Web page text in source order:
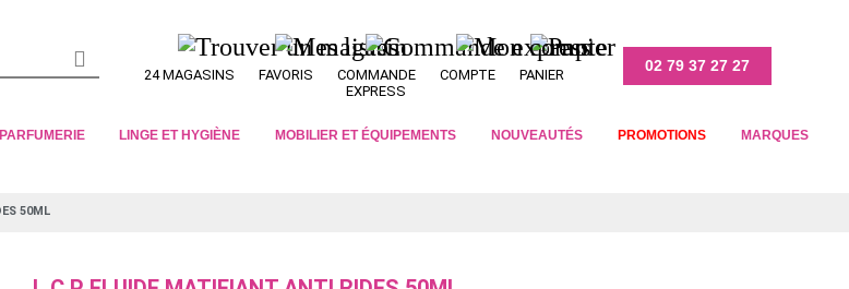

24 MAGASINS FAVORIS
COMMANDE
EXPRESS
COMPTE PANIER
02 79 37 27 27
LINGE ET HYGIÈNE MOBILIER ET ÉQUIPEMENTS NOUVEAUTÉS PROMOTIONS MARQUES
50ML